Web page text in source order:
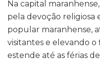
Na capital
pela devoção religiosa
popular maranhense,
visitantes e elevando
estende até as férias